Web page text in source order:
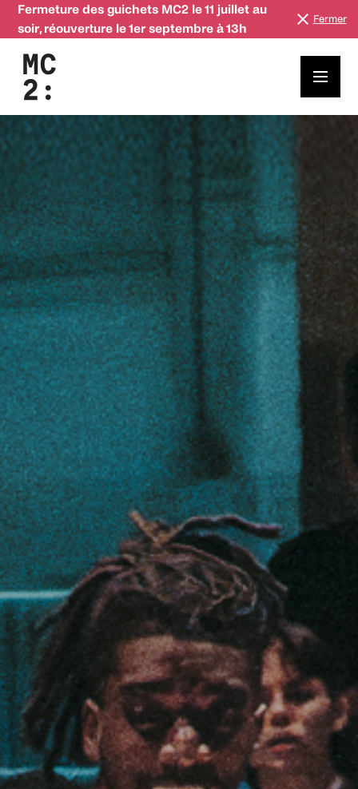
Fermeture des guichets MC2 le 11 juillet au
soir, réouverture le 1er septembre à 13h
Fermer